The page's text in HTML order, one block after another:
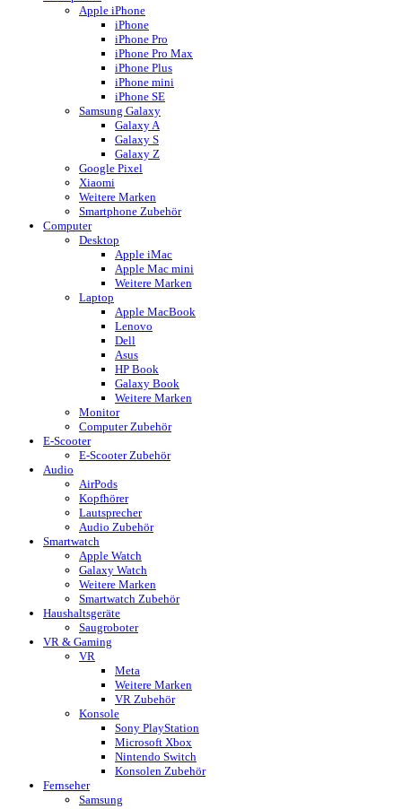
Apple iPhone
iPhone
iPhone Pro
iPhone Pro Max
iPhone Plus
iPhone mini
iPhone SE
Samsung Galaxy
Galaxy A
Galaxy S
Galaxy Z
Google Pixel
Xiaomi
Weitere Marken
Smartphone Zubehör
Computer
Desktop
Apple iMac
Apple Mac mini
Weitere Marken
Laptop
Apple MacBook
Lenovo
Dell
Asus
HP Book
Galaxy Book
Weitere Marken
Monitor
Computer Zubehör
E-Scooter
E-Scooter Zubehör
Audio
AirPods
Kopfhörer
Lautsprecher
Audio Zubehör
Smartwatch
Apple Watch
Galaxy Watch
Weitere Marken
Smartwatch Zubehör
Haushaltsgeräte
Saugroboter
VR & Gaming
VR
Meta
Weitere Marken
VR Zubehör
Konsole
Sony PlayStation
Microsoft Xbox
Nintendo Switch
Konsolen Zubehör
Fernseher
Samsung